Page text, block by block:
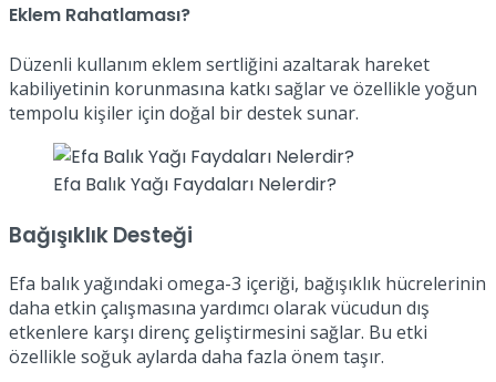
Eklem Rahatlaması?
Düzenli kullanım eklem sertliğini azaltarak hareket
kabiliyetinin korunmasına katkı sağlar ve özellikle yoğun
tempolu kişiler için doğal bir destek sunar.
Efa Balık Yağı Faydaları Nelerdir?
Bağışıklık Desteği
Efa balık yağındaki omega-3 içeriği, bağışıklık hücrelerinin
daha etkin çalışmasına yardımcı olarak vücudun dış
etkenlere karşı direnç geliştirmesini sağlar. Bu etki
özellikle soğuk aylarda daha fazla önem taşır.